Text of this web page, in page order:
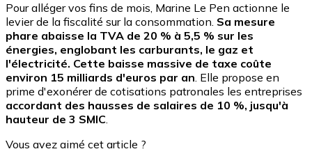
Pour alléger vos fins de mois, Marine Le Pen actionne le
levier de la fiscalité sur la consommation. Sa mesure
phare abaisse la TVA de 20 % à 5,5 % sur les
énergies, englobant les carburants, le gaz et
l'électricité. Cette baisse massive de taxe coûte
environ 15 milliards d'euros par an. Elle propose en
prime d'exonérer de cotisations patronales les entreprises
accordant des hausses de salaires de 10 %, jusqu'à
hauteur de 3 SMIC.
Vous avez aimé cet article ?